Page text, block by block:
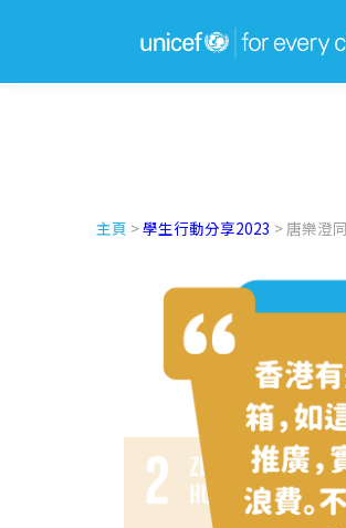
主頁 >學生行動分享2023 > 唐樂澄